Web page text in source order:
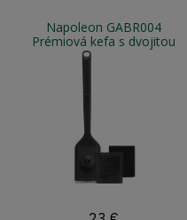
Napoleon GABR004
Prémiová kefa s dvojitou
hlavou